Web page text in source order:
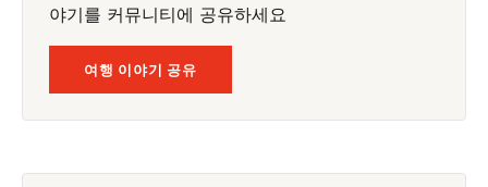
야기를 커뮤니티에 공유하세요
여행 이야기 공유